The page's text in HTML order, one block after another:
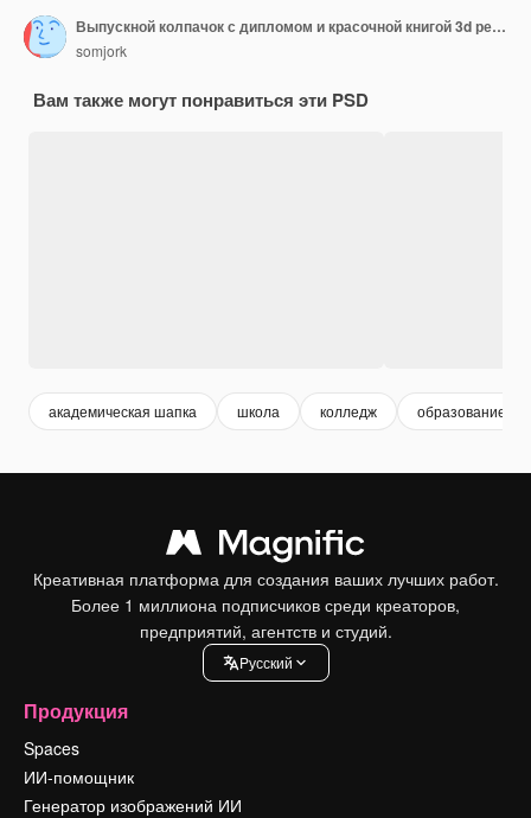
Выпускной колпачок с дипломом и красочной книгой 3d рендеринга
somjork
Вам также могут понравиться эти PSD
академическая шапка школа колледж образование
Креативная платформа для создания ваших лучших работ.
Более 1 миллиона подписчиков среди креаторов,
предприятий, агентств и студий.
Pусский
Продукция
Spaces
ИИ-помощник
Генератор изображений ИИ